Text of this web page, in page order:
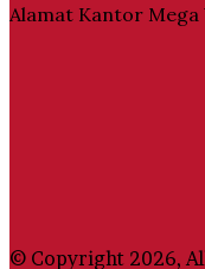
Alamat Kantor Mega
© Copyright 2026,